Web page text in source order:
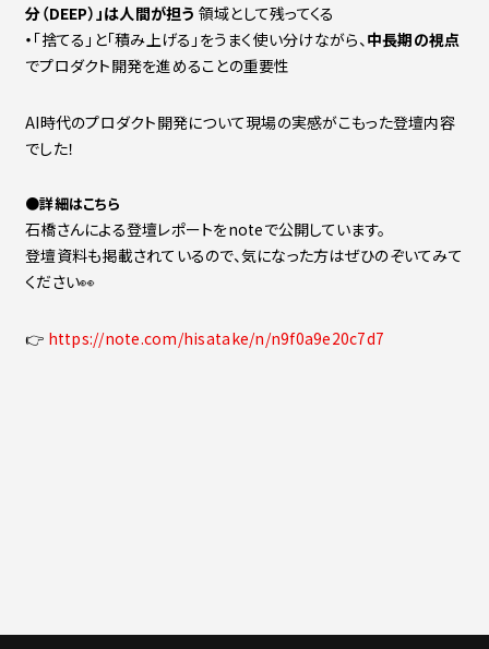
分（DEEP）」は人間が担う 領域として残ってくる
・ 「捨てる」と「積み上げる」をうまく使い分けながら、 中長期の視点
でプロダクト開発を進めることの重要性
AI時代のプロダクト開発について現場の実感がこもった登壇内容
でした！
●詳細はこちら
石橋さんによる登壇レポートをnoteで公開しています。
登壇資料も掲載されているので、気になった方はぜひのぞいてみて
ください👀
👉 https://note.com/hisatake/n/n9f0a9e20c7d7